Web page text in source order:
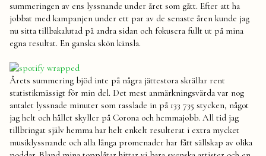
summeringen av ens lyssnande under året som gått. Efter att ha
jobbat med kampanjen under ett par av de senaste åren kunde jag
nu sitta tillbakalutad på andra sidan och fokusera fullt ut på mina
egna resultat. En ganska skön känsla.
Årets summering bjöd inte på några jättestora skrällar rent
statistikmässigt för min del. Det mest anmärkningsvärda var nog
antalet lyssnade minuter som rasslade in på 133 735 stycken, något
jag helt och hållet skyller på Corona och hemmajobb. All tid jag
tillbringat själv hemma har helt enkelt resulterat i extra mycket
musiklyssnande och alla långa promenader har fått sällskap av olika